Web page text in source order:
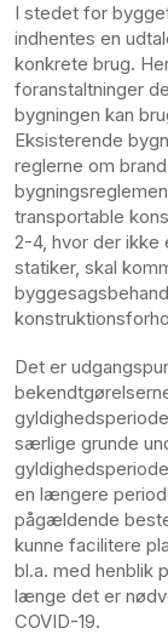
I stedet for
indhentes en
konkrete brug.
foranstaltninger
bygningen kan
Eksisterende
reglerne om
transportable
2-4, hvor der
statiker, skal
Det er
særlige grunde
en længere
pågældende
kunne facilitere
bl.a. med henblik
længe det er
COVID-19.